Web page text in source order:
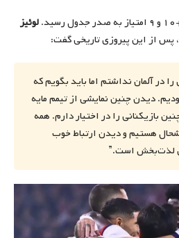
لوئیز
پس از این پیروزی تاریخی گفت:
را در آلمان نداشتم اما باید بگویم که
دیدن چنین نمایشی از تیمم مایه
بازیکنانی را در اختیار دارم. همه
هستیم و دیدن ارتباط خوب
لذت‌بخش است.”